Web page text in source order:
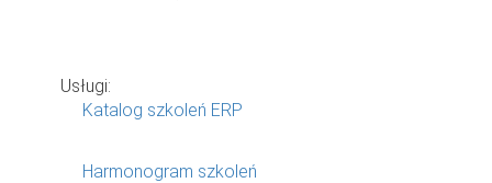
Usługi:
Katalog szkoleń ERP
Harmonogram szkoleń